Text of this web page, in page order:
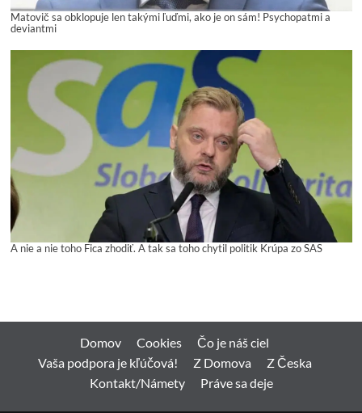
Matovič sa obklopuje len takými ľuďmi, ako je on sám! Psychopatmi a
deviantmi
A nie a nie toho Fica zhodiť. A tak sa toho chytil politik Krúpa zo SAS
Domov Cookies
Čo je náš ciel
Vaša podpora je kľúčová!
Z Domova
Z Česka
Kontakt/Námety
Práve sa deje